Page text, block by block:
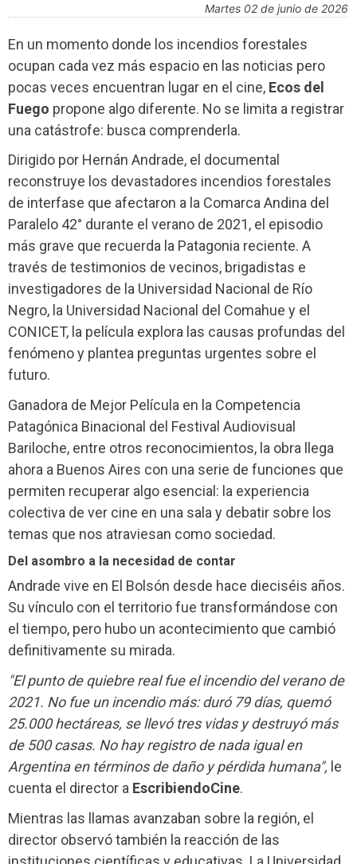
martes 02 de junio de 2026
En un momento donde los incendios forestales
ocupan cada vez más espacio en las noticias pero
pocas veces encuentran lugar en el cine, Ecos del
Fuego propone algo diferente. No se limita a registrar
una catástrofe: busca comprenderla.
Dirigido por Hernán Andrade, el documental
reconstruye los devastadores incendios forestales
de interfase que afectaron a la Comarca Andina del
Paralelo 42° durante el verano de 2021, el episodio
más grave que recuerda la Patagonia reciente. A
través de testimonios de vecinos, brigadistas e
investigadores de la Universidad Nacional de Río
Negro, la Universidad Nacional del Comahue y el
CONICET, la película explora las causas profundas del
fenómeno y plantea preguntas urgentes sobre el
futuro.
Ganadora de Mejor Película en la Competencia
Patagónica Binacional del Festival Audiovisual
Bariloche, entre otros reconocimientos, la obra llega
ahora a Buenos Aires con una serie de funciones que
permiten recuperar algo esencial: la experiencia
colectiva de ver cine en una sala y debatir sobre los
temas que nos atraviesan como sociedad.
Del asombro a la necesidad de contar
Andrade vive en El Bolsón desde hace dieciséis años.
Su vínculo con el territorio fue transformándose con
el tiempo, pero hubo un acontecimiento que cambió
definitivamente su mirada.
"El punto de quiebre real fue el incendio del verano de
2021. No fue un incendio más: duró 79 días, quemó
25.000 hectáreas, se llevó tres vidas y destruyó más
de 500 casas. No hay registro de nada igual en
Argentina en términos de daño y pérdida humana", le
cuenta el director a EscribiendoCine.
Mientras las llamas avanzaban sobre la región, el
director observó también la reacción de las